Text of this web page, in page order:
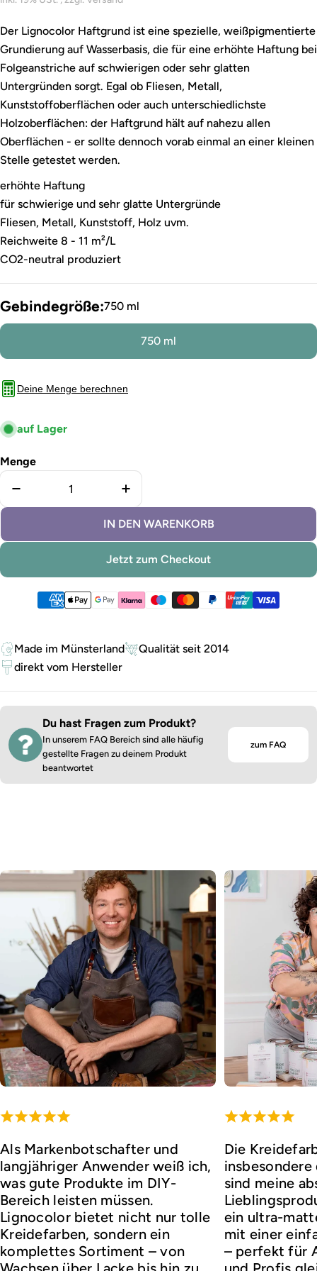
Der Lignocolor Haftgrund ist eine spezielle, weißpigmentierte
Grundierung auf Wasserbasis, die für eine erhöhte Haftung bei
Folgeanstriche auf schwierigen oder sehr glatten
Untergründen sorgt. Egal ob Fliesen, Metall,
Kunststoffoberflächen oder auch unterschiedlichste
Holzoberflächen: der Haftgrund hält auf nahezu allen
Oberflächen - er sollte dennoch vorab einmal an einer kleinen
Stelle getestet werden.
erhöhte Haftung
für schwierige und sehr glatte Untergründe
Fliesen, Metall, Kunststoff, Holz uvm.
Reichweite 8 - 11 m²/L
CO2-neutral produziert
Gebindegröße:750 ml
750 ml
Deine Menge berechnen
auf Lager
Menge
Menge für Lignocolor Haftgrund verringern
Menge für Lignocolor Haftgrund
IN DEN WARENKORB
Jetzt zum Checkout
Zahlungsmethoden
Made im Münsterland
Qualität seit 2014
direkt vom Hersteller
Du hast Fragen zum Produkt?
In unserem FAQ Bereich sind alle häufig
gestellte Fragen zu deinem Produkt
beantwortet
zum FAQ
Als Markenbotschafter und
langjähriger Anwender weiß ich,
was gute Produkte im DIY-
Bereich leisten müssen.
Lignocolor bietet nicht nur tolle
Kreidefarben, sondern ein
komplettes Sortiment – von
Die
sind meine
ein ultra-
mit einer
– perfekt für